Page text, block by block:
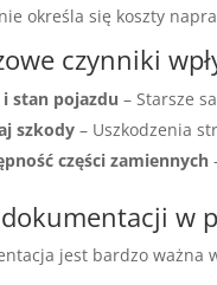
określa się koszty
czynniki
stan pojazdu – Starsze
szkody – Uszkodzenia
części zamiennych
w
jest bardzo ważna